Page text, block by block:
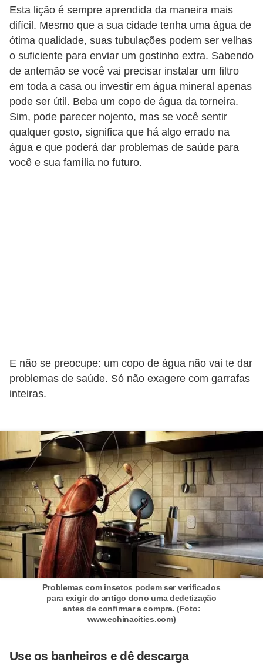
Esta lição é sempre aprendida da maneira mais
difícil. Mesmo que a sua cidade tenha uma água de
ótima qualidade, suas tubulações podem ser velhas
o suficiente para enviar um gostinho extra. Sabendo
de antemão se você vai precisar instalar um filtro
em toda a casa ou investir em água mineral apenas
pode ser útil. Beba um copo de água da torneira.
Sim, pode parecer nojento, mas se você sentir
qualquer gosto, significa que há algo errado na
água e que poderá dar problemas de saúde para
você e sua família no futuro.
E não se preocupe: um copo de água não vai te dar
problemas de saúde. Só não exagere com garrafas
inteiras.
Problemas com insetos podem ser verificados
para exigir do antigo dono uma dedetização
antes de confirmar a compra. (Foto:
www.echinacities.com)
Use os banheiros e dê descarga
n
d
o
m
n
i
o
s